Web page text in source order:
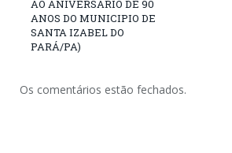
AO ANIVERSÁRIO DE 90
ANOS DO MUNICIPIO DE
SANTA IZABEL DO
PARÁ/PA)
Os comentários estão fechados.